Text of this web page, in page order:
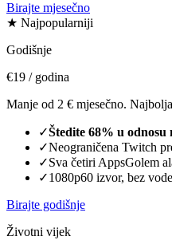
Birajte mjesečno
★ Najpopularniji
Godišnje
€19 / godina
Manje od 2 € mjesečno.
✓Štedite 68% u odnosu
✓Neograničena Twitch
✓Sva četiri AppsGolem
✓1080p60 izvor, bez
Birajte godišnje
Životni vijek